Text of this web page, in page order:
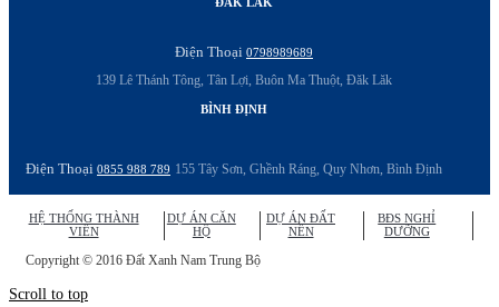
Điện Thoại 0798989689
139 Lê Thánh Tông, Tân Lợi, Buôn Ma Thuột, Đăk Lăk
BÌNH ĐỊNH
Điện Thoại 0855 988 789 155 Tây Sơn, Ghềnh Ráng, Quy Nhơn, Bình Định
HỆ THỐNG THÀNH
VIÊN
DỰ ÁN CĂN
HỘ
DỰ ÁN ĐẤT
NỀN
BĐS NGHỈ
DƯỠNG
Copyright © 2016 Đất Xanh Nam Trung Bộ
Scroll to top